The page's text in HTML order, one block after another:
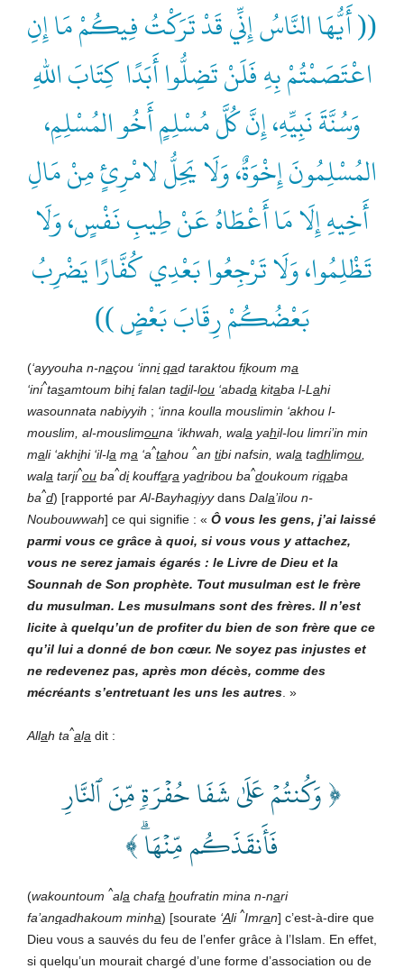
(( أَيُّهَا النَّاسُ إِنِّي قَدْ تَرَكْتُ فِيكُمْ مَا إِنِ
اعْتَصَمْتُمْ بِهِ فَلَنْ تَضِلُّوا أَبَدًا كِتَابَ اللهِ
وَسُنَّةَ نَبِيِّهِ، إِنَّ كُلَّ مُسْلِمٍ أَخُو المُسْلِمِ،
المُسْلِمُونَ إِخْوَةٌ، وَلَا يَحِلُّ لامْرِئٍ مِنْ مَالِ
أَخِيهِ إِلَا مَا أَعْطَاهُ عَنْ طِيبِ نَفْسٍ، وَلَا
تَظْلِمُوا، وَلَا تَرْجِعُوا بَعْدِي كُفَّارًا يَضْرِبُ
بَعْضُكُمْ رِقَابَ بَعْضٍ ))
(‘ayyouha n-naçou ‘inni qad taraktou fikoum ma
‘ini^tasamtoum bihifalan tadil-lou ‘abada kitaba l-L ahi
wasounnata nabiyyih ; ‘inna koulla mouslimin ‘akhou l-
mouslim, al-mouslimouna ‘ikhwah, wala yahil-lou limri’in min
mali ‘akhihi ‘il-la ma ‘a^tahou ^an tibi nafsin, wala tadhlimou
wala tarji^ou ba^dikouffara yadribou ba^doukoum riqaba
ba^d) [rapporté par Al-Bayhaqiyydans Dala’ilou n-
Noubouwwah] ce qui signifie : « Ô vous les gens, j’ai laissé
parmi vous ce grâce à quoi, si vous vous y attachez,
vous ne serez jamais égarés : le Livre de Dieu et la
Sounnah de Son prophète. Tout musulman est le frère
du musulman. Les musulmans sont des frères. Il n’est
licite à quelqu’un de profiter du bien de son frère que ce
qu’il lui a donné de bon cœur. Ne soyez pas injustes et
ne redevenez pas, après mon décès, comme des
mécréants s’entretuant les uns les autres . »
Allah ta^ala dit :
﴿ وَكُنتُمۡ عَلَىٰ شَفَا حُفۡرَةٖ مِّنَ ٱلنَّارِ
فَأَنقَذَكُم مِّنۡهَاۗ ﴾
(wakountoum ^ala chafa houfratin mina n-nari
fa’anqadhakoum minha) [sourate ‘Ali ^Imran] c’est-à-dire que
Dieu vous a sauvés du feu de l’enfer grâce à l’Islam. En effet,
si quelqu’un mourait chargé d’une forme d’association ou de